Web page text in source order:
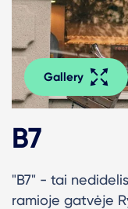
Gallery
B7
"B7" - tai nedidelis
ramioje gatvėje